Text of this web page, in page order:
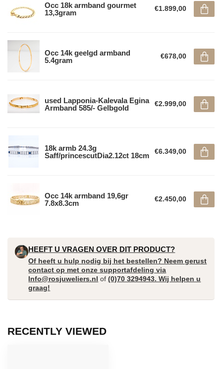
Occ 18k armband gourmet
13,3gram
€1.899,00
Occ 14k geelgd armband
5.4gram
€678,00
used Lapponia-Kalevala Egina
Armband 585/- Gelbgold
€2.999,00
18k armb 24.3g
Saff/princescutDia2.12ct 18cm
€6.349,00
Occ 14k armband 19,6gr
7.8x8.3cm
€2.450,00
HEEFT U VRAGEN OVER DIT PRODUCT?
Of heeft u hulp nodig bij het bestellen? Neem gerust
contact op met onze supportafdeling via
Info@rosjuweliers.nl of(0)70 3294943. Wij helpen u
graag!
RECENTLY VIEWED